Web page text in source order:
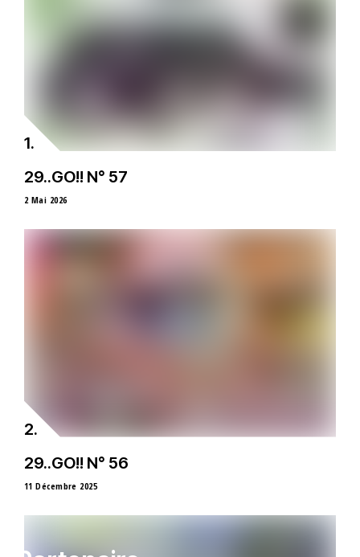
29..GO!! N° 57
2 Mai 2026
29..GO!! N° 56
11 Décembre 2025